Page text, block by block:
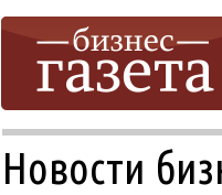
Новости